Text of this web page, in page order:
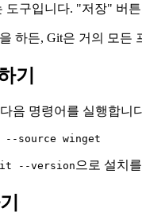
도구입니다. "저장" 버
하든, Git은 거의 모든
기
음 명령어를 실행합니
--version으로 설치